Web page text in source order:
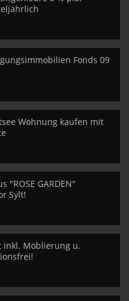
Fonds 09
Wohnung kaufen mit
"ROSE GARDEN"
Sylt!
inkl. Möblierung u.